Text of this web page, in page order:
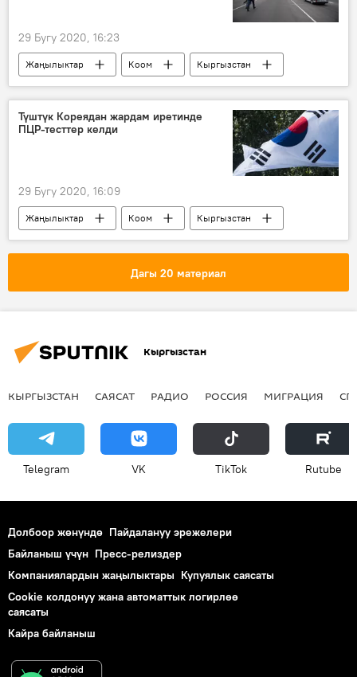
29 Бугу 2020, 16:23
Жаңылыктар Коом
Кыргызстан
Ысык-Көл
туризм
Түштүк Кореядан жардам иретинде
ПЦР-тесттер келди
29 Бугу 2020, 16:09
Жаңылыктар Коом
Кыргызстан
Түштүк Корея
гуманитардык жардам
Дагы 20 материал
Кыргызстан
КЫРГЫЗСТАН САЯСАТ РАДИО РОССИЯ МИГРАЦИЯ
Telegram VK ТikТоk Rutube
Долбоор жөнүндө Пайдалануу эрежелери
Байланыш үчүн Пресс-релиздер
Компаниялардын жаңылыктары Купуялык саясаты
Cookie колдонуу жана автоматтык логирлөө
саясаты
Кайра байланыш